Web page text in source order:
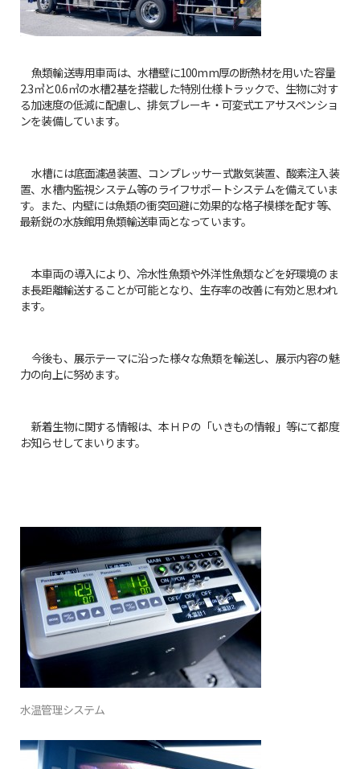
魚類輸送専用車両は、水槽壁に100mm厚の断熱材を用いた容量
2.3㎥と0.6㎥の水槽2基を搭載した特別仕様トラックで、生物に対す
る加速度の低減に配慮し、排気ブレーキ・可変式エアサスペンショ
ンを装備しています。
水槽には底面濾過装置、コンプレッサー式散気装置、酸素注入装
置、水槽内監視システム等のライフサポートシステムを備えていま
す。また、内壁には魚類の衝突回避に効果的な格子模様を配す等、
最新鋭の水族館用魚類輸送車両となっています。
本車両の導入により、冷水性魚類や外洋性魚類などを好環境のま
ま長距離輸送することが可能となり、生存率の改善に有効と思われ
ます。
今後も、展示テーマに沿った様々な魚類を輸送し、展示内容の魅
力の向上に努めます。
新着生物に関する情報は、本ＨＰの「いきもの情報」等にて都度
お知らせしてまいります。
水温管理システム